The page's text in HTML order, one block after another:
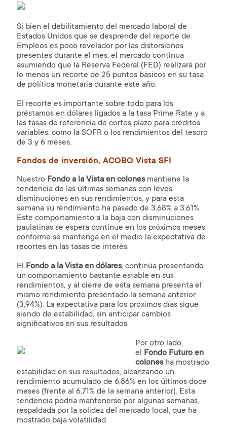
Si bien el debilitamiento del mercado laboral de
Estados Unidos que se desprende del reporte de
Empleos es poco revelador por las distorsiones
presentes durante el mes, el mercado continua
asumiendo que la Reserva Federal (FED) realizará por
lo menos un recorte de 25 puntos básicos en su tasa
de política monetaria durante este año.
El recorte es importante sobre todo para los
préstamos en dólares ligados a la tasa Prime Rate y a
las tasas de referencia de cortos plazo para créditos
variables, como la SOFR o los rendimientos del tesoro
de 3 y 6 meses.
Fondos de inversión, ACOBO Vista SFI
Nuestro Fondo a la Vista en colonesmantiene la
tendencia de las últimas semanas con leves
disminuciones en sus rendimientos, y para esta
semana su rendimiento ha pasado de 3,68% a 3,61%.
Este comportamiento a la baja con disminuciones
paulatinas se espera continue en los próximos meses
conforme se mantenga en el medio la expectativa de
recortes en las tasas de interés.
El Fondo a la Vista en dólares, continúa presentando
un comportamiento bastante estable en sus
rendimientos, y al cierre de esta semana presenta el
mismo rendimiento presentado la semana anterior
(3,94%). La expectativa para los próximos días sigue
siendo de estabilidad, sin anticipar cambios
significativos en sus resultados.
Por otro lado,
el Fondo Futuro en
colonesha mostrado
estabilidad en sus resultados, alcanzando un
rendimiento acumulado de 6,86% en los últimos doce
meses (frente al 6,71% de la semana anterior). Esta
tendencia podría mantenerse por algunas semanas,
respaldada por la solidez del mercado local, que ha
mostrado baja volatilidad.